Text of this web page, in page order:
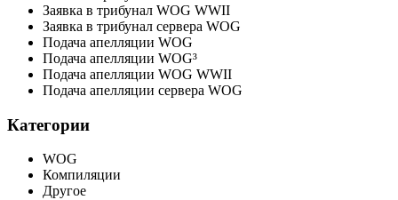
Заявка в трибунал WOG WWII
Заявка в трибунал сервера WOG
Подача апелляции WOG
Подача апелляции WOG³
Подача апелляции WOG WWII
Подача апелляции сервера WOG
Категории
WOG
Компиляции
Другое